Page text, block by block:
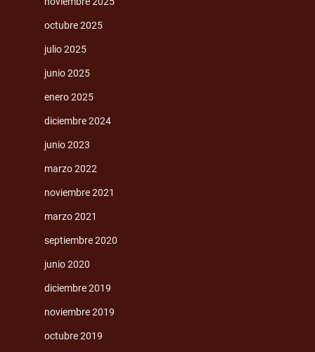
octubre 2025
julio 2025
junio 2025
enero 2025
diciembre 2024
junio 2023
marzo 2022
noviembre 2021
marzo 2021
septiembre 2020
junio 2020
diciembre 2019
noviembre 2019
octubre 2019